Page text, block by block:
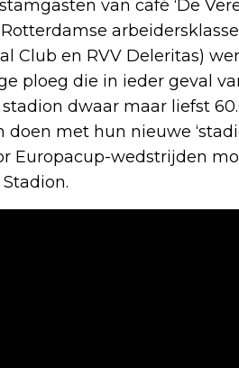
van café ‘De
en RVV Deleritas)
ploeg die in ieder geval
dwaar maar liefst
met hun nieuwe
Europacup-wedstrijden